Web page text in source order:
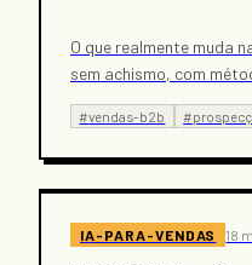
O que realmente muda
sem achismo, com
#vendas-b2b #
IA-PARA-VENDAS 18